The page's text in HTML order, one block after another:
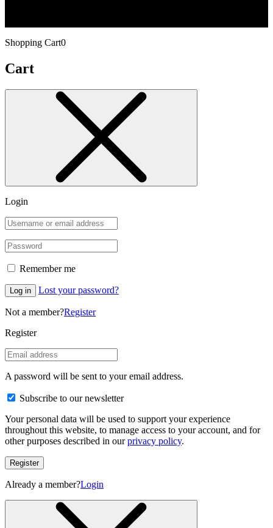
Shopping Cart0
Cart
Login
Remember me
Log in Lost your password?
Not a member?Register
Register
A password will be sent to your email address.
Subscribe to our newsletter
Your personal data will be used to support your experience
throughout this website, to manage access to your account, and for
other purposes described in ourprivacy policy.
Register
Already a member?Login